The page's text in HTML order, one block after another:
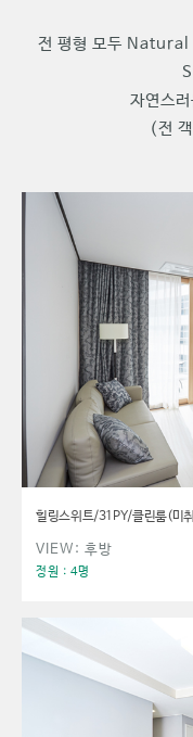
전 평형 모두
자연스
(전
힐링스위트/31PY/클린룸(미
VIEW: 후방
정원 : 4명